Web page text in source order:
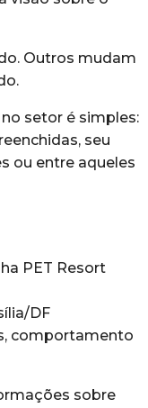
Outros mudam
setor é simples:
seu
ou entre aqueles
PET Resort
DF
comportamento
sobre